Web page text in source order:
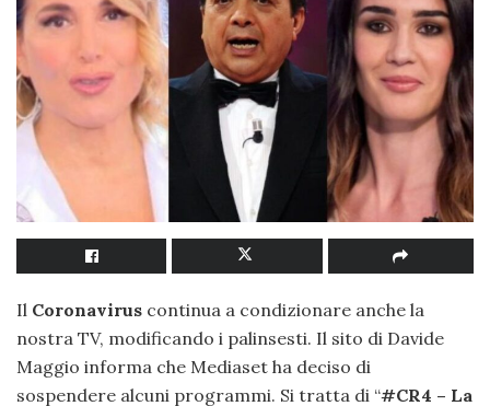
Il Coronavirus continua a condizionare anche la
nostra TV, modificando i palinsesti. Il sito di Davide
Maggio informa che Mediaset ha deciso di
sospendere alcuni programmi. Si tratta di “#CR4 – La